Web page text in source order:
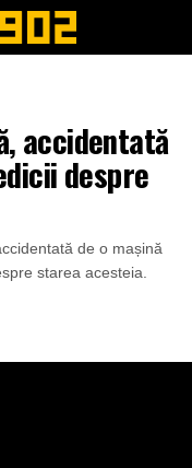
accidentată
despre
de o mașină
starea acesteia.